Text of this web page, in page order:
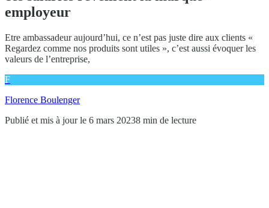
employeur
Etre ambassadeur aujourd’hui, ce n’est pas juste dire aux clients «
Regardez comme nos produits sont utiles », c’est aussi évoquer les
valeurs de l’entreprise,
F
Florence Boulenger
Publié et mis à jour le 6 mars 20238 min de lecture